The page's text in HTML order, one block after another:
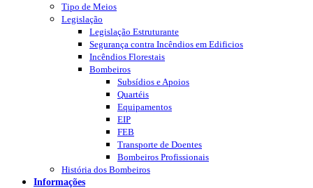
Tipo de Meios
Legislação
Legislação Estruturante
Segurança contra Incêndios em Edificios
Incêndios Florestais
Bombeiros
Subsídios e Apoios
Quartéis
Equipamentos
EIP
FEB
Transporte de Doentes
Bombeiros Profissionais
História dos Bombeiros
Informações